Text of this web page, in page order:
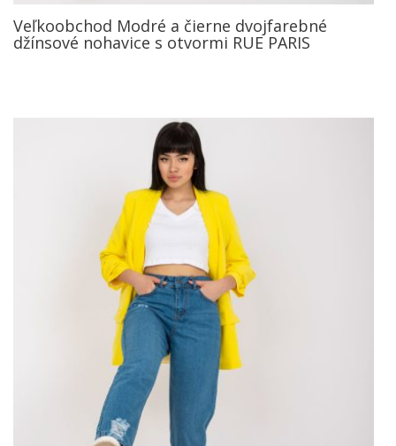
Veľkoobchod Modré a čierne dvojfarebné
džínsové nohavice s otvormi RUE PARIS